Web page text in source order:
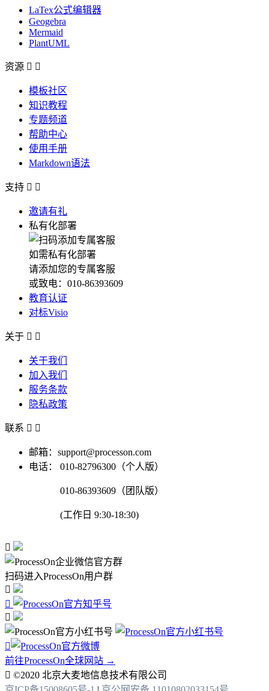
LaTex公式编辑器
Geogebra
Mermaid
PlantUML
资源  
模板社区
知识教程
专题频道
帮助中心
使用手册
Markdown语法
支持  
邀请有礼
私有化部署
如需私有化部署
请添加您的专属客服
或致电：010-86393609
教育认证
对标Visio
关于  
关于我们
加入我们
服务条款
隐私政策
联系  
邮箱：support@processon.com
电话：
010-82796300（个人版）
010-86393609（团队版）
(工作日 9:30-18:30)

扫码进入ProcessOn用户群




前往ProcessOn全球网站 →
 ©2020 北京大麦地信息技术有限公司